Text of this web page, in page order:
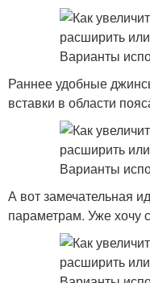
Раннее удобные
вставки в области
А вот замечательная
параметрам. Уже хочу